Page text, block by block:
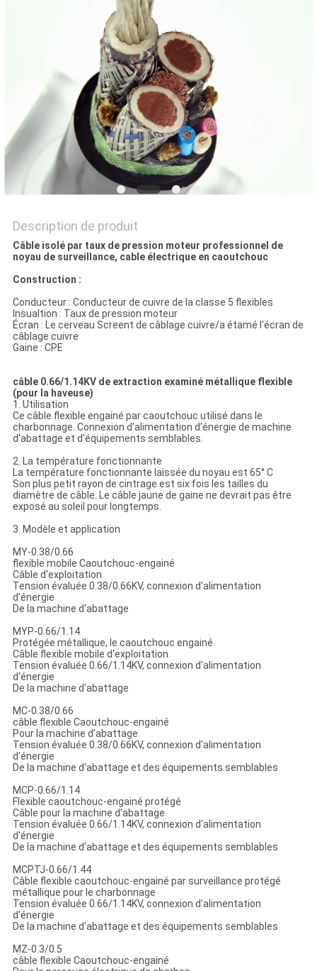
NOUVELLES
DEMANDE
DE
SOUMISSION
NEWS
PLAN
DU
SITE
POLITIQUE
CONFIDENTIALITÉ
Description de produit
Câble isolé par taux de pression moteur professionnel de
noyau de surveillance, cable électrique en caoutchouc
Construction :
Conducteur : Conducteur de cuivre de la classe 5 flexibles
Insualtion : Taux de pression moteur
Écran : Le cerveau Screent de câblage cuivre/a étamé l'écran de
câblage cuivre
Gaine : CPE
câble 0.66/1.14KV de extraction examiné métallique flexible
(pour la haveuse)
1. Utilisation
Ce câble flexible engainé par caoutchouc utilisé dans le
charbonnage. Connexion d'alimentation d'énergie de machine
d'abattage et d'équipements semblables.
2. La température fonctionnante
La température fonctionnante laissée du noyau est 65° C
Son plus petit rayon de cintrage est six fois les tailles du
diamètre de câble. Le câble jaune de gaine ne devrait pas être
exposé au soleil pour longtemps.
3. Modèle et application
MY-0.38/0.66
flexible mobile Caoutchouc-engainé
Câble d'exploitation
Tension évaluée 0.38/0.66KV, connexion d'alimentation
d'énergie
De la machine d'abattage
MYP-0.66/1.14
Protégée métallique, le caoutchouc engainé
Câble flexible mobile d'exploitation
Tension évaluée 0.66/1.14KV, connexion d'alimentation
d'énergie
De la machine d'abattage
MC-0.38/0.66
câble flexible Caoutchouc-engainé
Pour la machine d'abattage
Tension évaluée 0.38/0.66KV, connexion d'alimentation
d'énergie
De la machine d'abattage et des équipements semblables
MCP-0.66/1.14
Flexible caoutchouc-engainé protégé
Câble pour la machine d'abattage
Tension évaluée 0.66/1.14KV, connexion d'alimentation
d'énergie
De la machine d'abattage et des équipements semblables
MCPTJ-0.66/1.44
Câble flexible caoutchouc-engainé par surveillance protégé
métallique pour le charbonnage
Tension évaluée 0.66/1.14KV, connexion d'alimentation
d'énergie
De la machine d'abattage et des équipements semblables
MZ-0.3/0.5
câble flexible Caoutchouc-engainé